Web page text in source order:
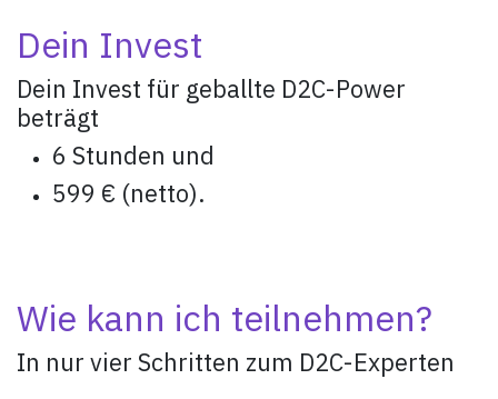
Dein Invest
Dein Invest für geballte D2C-Power
beträgt
6 Stunden und
599 € (netto).
Wie kann ich teilnehmen?
In nur vier Schritten zum D2C-Experten